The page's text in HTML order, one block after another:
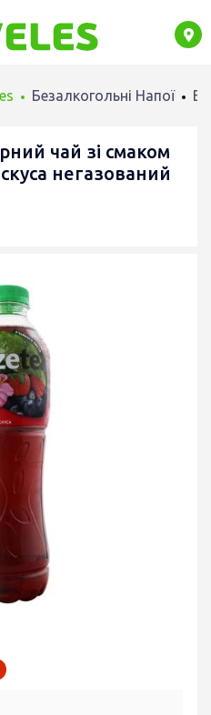
Безалкогольні Напої
чай зі смаком
негазований